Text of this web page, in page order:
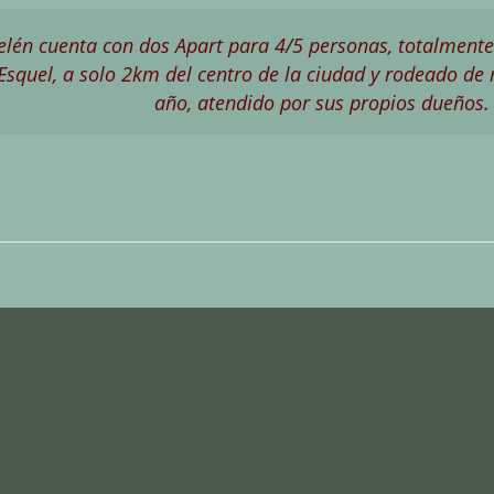
cuenta con dos Apart para 4/5 personas,
a solo 2km del centro de la ciudad y rodeado
año, atendido por sus propios dueños.